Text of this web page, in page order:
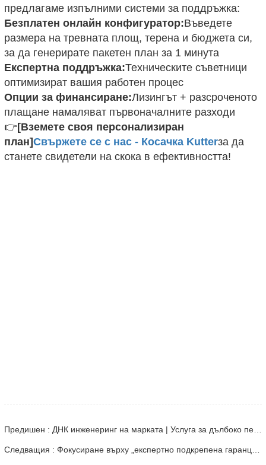
предлагаме изпълними системи за поддръжка:
Безплатен онлайн конфигуратор:Въведете
размера на тревната площ, терена и бюджета си,
за да генерирате пакетен план за 1 минута
Експертна поддръжка:Техническите съветници
оптимизират вашия работен процес
Опции за финансиране:Лизингът + разсроченото
плащане намаляват първоначалните разходи
👉[Вземете своя персонализиран
план]Свържете се с нас - Косачка Kutterза да
станете свидетели на скока в ефективността!